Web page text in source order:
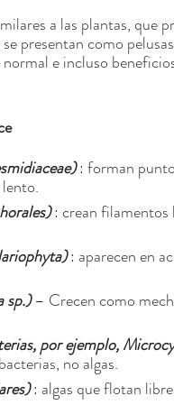
a las plantas, que
presentan como
e incluso
: forman
: crean filamentos
: aparecen en
sp.) – Crecen como
por ejemplo,
no algas.
: algas que flotan